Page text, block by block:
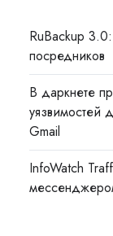
RuBackup
посредников
В даркнете
уязвимостей
Gmail
InfoWatch